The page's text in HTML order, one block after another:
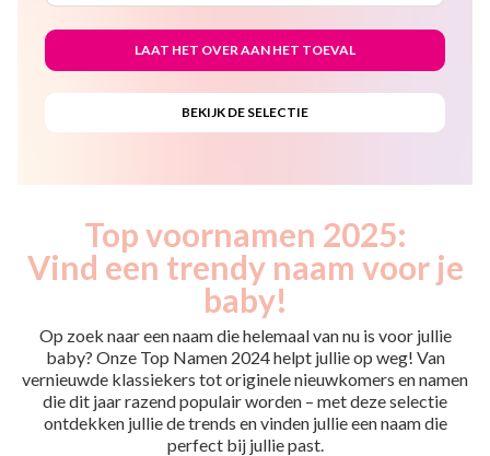
Top voornamen 2025:
Vind een trendy naam voor je
baby!
Op zoek naar een naam die helemaal van nu is voor jullie
baby? Onze Top Namen 2024 helpt jullie op weg! Van
vernieuwde klassiekers tot originele nieuwkomers en namen
die dit jaar razend populair worden – met deze selectie
ontdekken jullie de trends en vinden jullie een naam die
perfect bij jullie past.